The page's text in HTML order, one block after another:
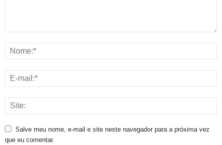
Salve meu nome, e-mail e site neste navegador para a próxima vez
que eu comentar.